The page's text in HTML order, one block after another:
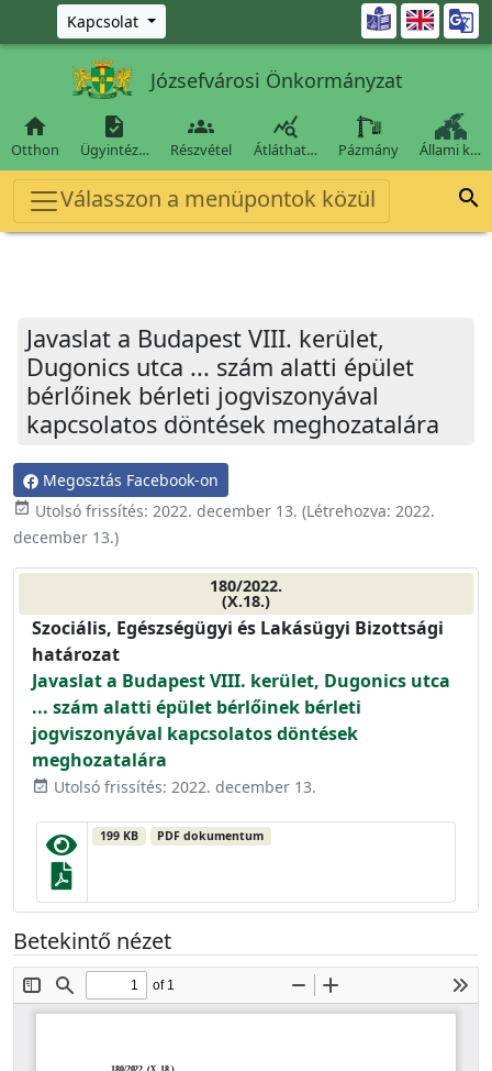
Ugrás a fő tartalomra
Kapcsolat 
Józsefvárosi Önkormányzat

Otthon

Ügyintéz…

Részvétel

Átláthat… Pázmány Állami k…
Válasszon a menüpontok közül 
Javaslat a Budapest VIII. kerület,
Dugonics utca ... szám alatti épület
bérlőinek bérleti jogviszonyával
kapcsolatos döntések meghozatalára
Megosztás Facebook-on
event_available Utolsó frissítés: 2022. december 13. (Létrehozva: 2022.
december 13.)
180/2022.
(X.18.)
Szociális, Egészségügyi és Lakásügyi Bizottsági
határozat
Javaslat a Budapest VIII. kerület, Dugonics utca
... szám alatti épület bérlőinek bérleti
jogviszonyával kapcsolatos döntések
meghozatalára
event_available Utolsó frissítés: 2022. december 13.
199 KB PDF dokumentum
Betekintő nézet